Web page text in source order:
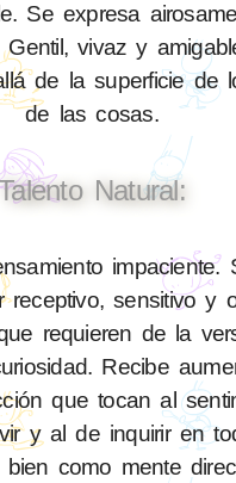
Se expresa
Gentil, vivaz y
de la superficie de
de las cosas.
Natural:
impaciente.
receptivo, sensitivo y
requieren de la
Recibe
que tocan al
y al de inquirir en
como mente